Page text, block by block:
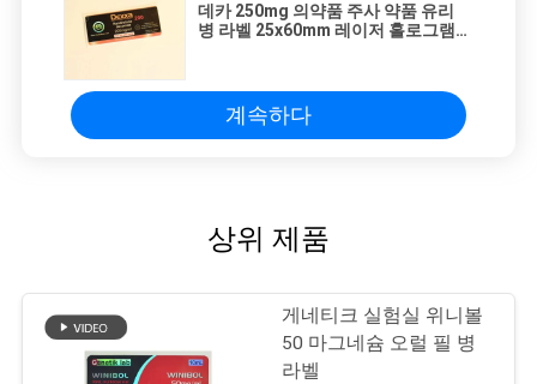
데카 250mg 의약품 주사 약품 유리
병 라벨 25x60mm 레이저 홀로그램
계속하다
상위 제품
게네티크 실험실 위니볼
50 마그네슘 오럴 필 병
라벨